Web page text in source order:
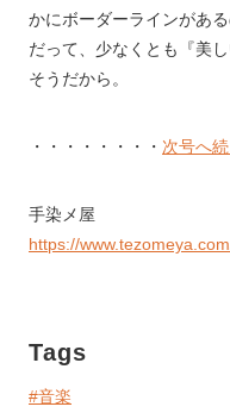
かにボーダーラインがあ
だって、少なくとも『美
そうだから。
・・・・・・・・ 次号へ続
手染メ屋
https://
Tags
#音楽